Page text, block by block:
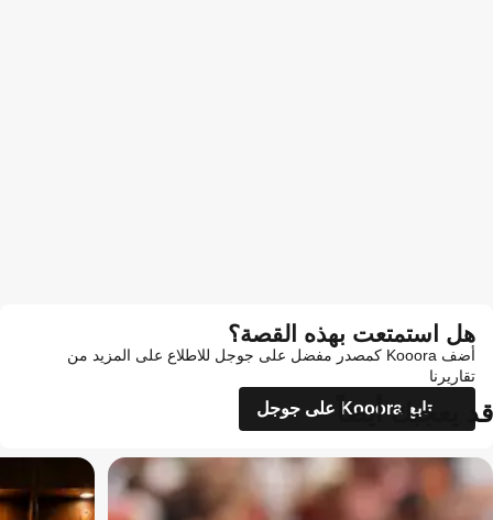
هل استمتعت بهذه القصة؟
أضف Kooora كمصدر مفضل على جوجل للاطلاع على المزيد من
تقاريرنا
تابع Kooora على جوجل
قد يعجبك أيضاً